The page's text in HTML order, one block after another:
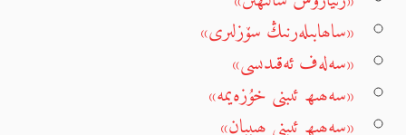
«ساھابىلەرنىڭ سۆزلىرى»
«سەلەف ئەقىدىسى»
«سەھىھ ئىبنى خۇزەيمە»